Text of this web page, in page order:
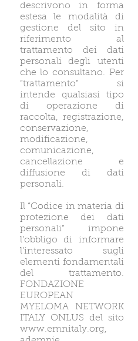
descrivono in forma
estesa le modalità di
gestione del sito in
riferimento al
trattamento dei dati
personali degli utenti
che lo consultano. Per
“trattamento” si
intende qualsiasi tipo
di operazione di
raccolta, registrazione,
conservazione,
modificazione,
comunicazione,
cancellazione e
diffusione di dati
personali.
Il “Codice in materia di
protezione dei dati
personali” impone
l’obbligo di informare
l’interessato sugli
elementi fondamentali
del trattamento.
FONDAZIONE
EUROPEAN
MYELOMA NETWORK
ITALY ONLUS del sito
www.emnitaly.org,